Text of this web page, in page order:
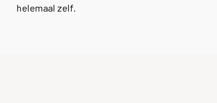
helemaal zelf.
Privacyverklaring